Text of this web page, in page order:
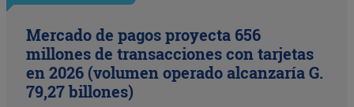
Mercado de pagos proyecta 656
millones de transacciones con tarjetas
en 2026 (volumen operado alcanzaría G.
79,27 billones)